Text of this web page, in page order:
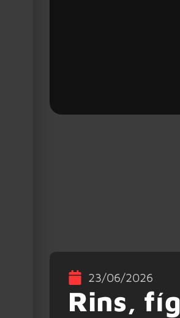
23/06/2026
Rins,